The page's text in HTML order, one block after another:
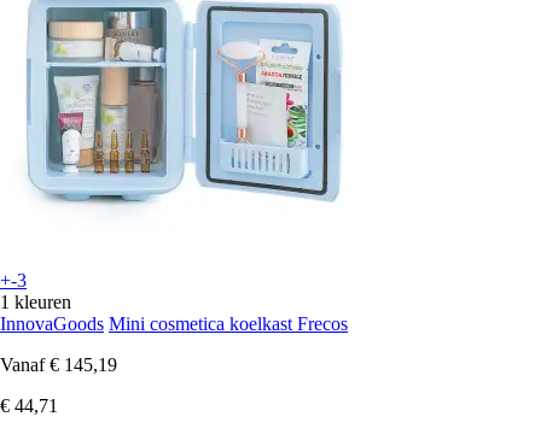
+-3
1 kleuren
InnovaGoods Mini cosmetica koelkast Frecos
Vanaf € 145,19
€ 44,71